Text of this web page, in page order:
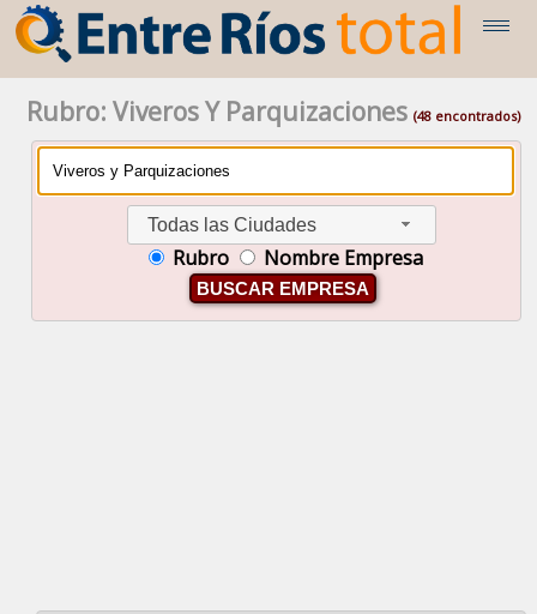
Rubro: Viveros Y Parquizaciones(48 encontrados)
Todas las Ciudades
Rubro Nombre Empresa
BUSCAR EMPRESA